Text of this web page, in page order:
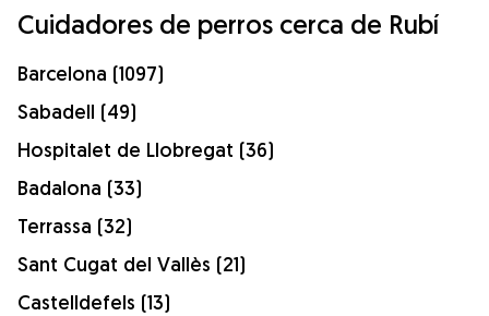
Cuidadores de perros cerca de Rubí
Barcelona (1097)
Sabadell (49)
Hospitalet de Llobregat (36)
Badalona (33)
Terrassa (32)
Sant Cugat del Vallès (21)
Castelldefels (13)